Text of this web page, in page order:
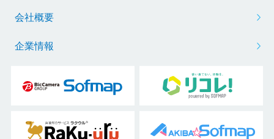
会社概要
企業情報